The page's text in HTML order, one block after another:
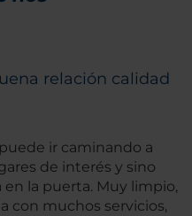
relación calidad
de interés y sino
la puerta. Muy limpio,
con muchos servicios,